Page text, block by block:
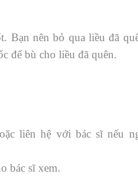
Bạn nên bỏ qua liều đã
để bù cho liều đã quên.
liên hệ với bác sĩ nếu
bác sĩ xem.